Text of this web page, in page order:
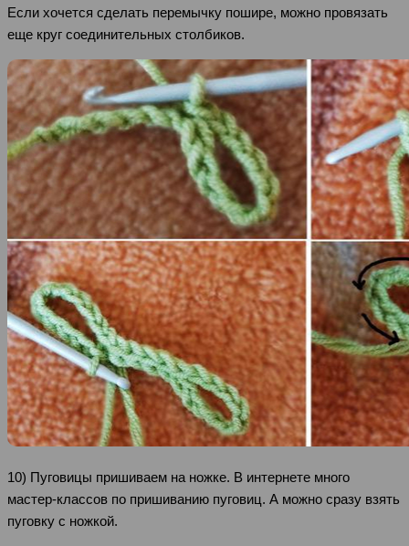
Если хочется сделать перемычку пошире, можно провязать
еще круг соединительных столбиков.
10) Пуговицы пришиваем на ножке. В интернете много
мастер-классов по пришиванию пуговиц. А можно сразу взять
пуговку с ножкой.